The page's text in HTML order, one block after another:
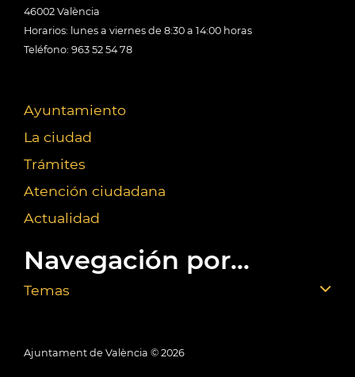
46002 València
Horarios: lunes a viernes de 8:30 a 14:00 horas
Teléfono: 963 52 54 78
Ayuntamiento
La ciudad
Trámites
Atención ciudadana
Actualidad
Navegación por...
Temas
Ajuntament de València © 2026